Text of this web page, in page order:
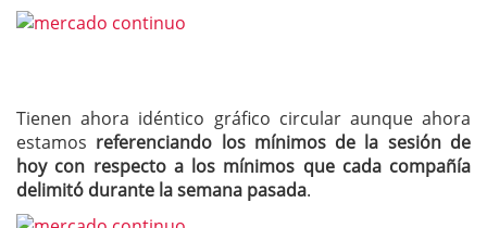
Tienen ahora idéntico gráfico circular aunque ahora
estamos referenciando los mínimos de la sesión de
hoy con respecto a los mínimos que cada compañía
delimitó durante la semana pasada.